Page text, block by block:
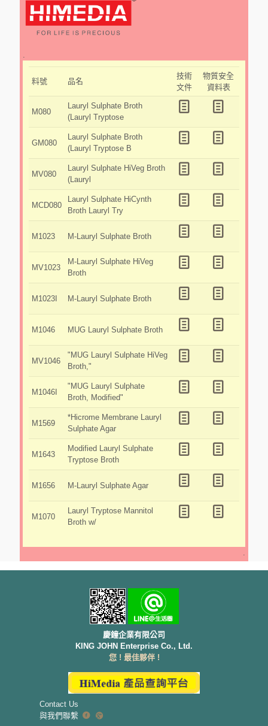
.
料號 品名
技術
文件
物質安全
資料表
M080
Lauryl Sulphate Broth
(Lauryl Tryptose
GM080
Lauryl Sulphate Broth
(Lauryl Tryptose B
MV080
Lauryl Sulphate HiVeg Broth
(Lauryl
MCD080
Lauryl Sulphate HiCynth
Broth Lauryl Try
M1023 M-Lauryl Sulphate Broth
MV1023
M-Lauryl Sulphate HiVeg
Broth
M1023I M-Lauryl Sulphate Broth
M1046 MUG Lauryl Sulphate Broth
MV1046
"MUG Lauryl Sulphate HiVeg
Broth,"
M1046I
"MUG Lauryl Sulphate
Broth, Modified"
M1569
*Hicrome Membrane Lauryl
Sulphate Agar
M1643
Modified Lauryl Sulphate
Tryptose Broth
M1656 M-Lauryl Sulphate Agar
M1070
Lauryl Tryptose Mannitol
Broth w/
.
慶鐘企業有限公司
KING JOHN Enterprise Co., Ltd.
您 ! 最佳夥伴 !
Contact Us
與我們聯繫